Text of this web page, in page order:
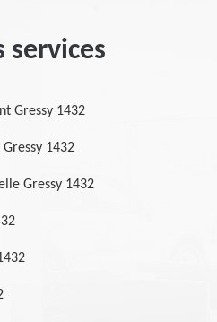
services
Gressy 1432
1432
Gressy 1432